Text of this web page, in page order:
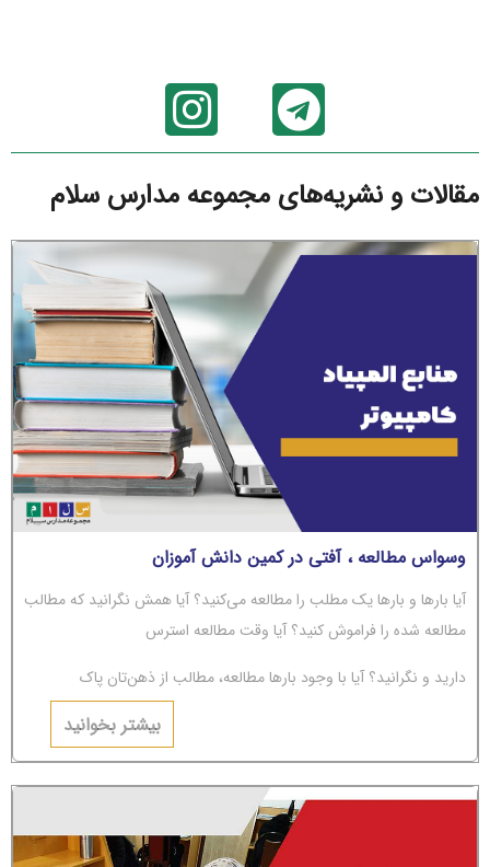
مقالات و نشریه‌های مجموعه مدارس سلام
وسواس مطالعه ، آفتی در کمین دانش آموزان
آیا بارها و بارها یک مطلب را مطالعه می‌کنید؟ آیا همش نگرانید که مطالب
مطالعه شده را فراموش کنید؟ آیا وقت مطالعه استرس
دارید و نگرانید؟ آیا با وجود بارها مطالعه، مطالب از ذهن‌تان پاک
می‌شوند؟ اگر جواب‌تان مثبت است، باید بگوییم شما دچار
بیشتر بخوانید